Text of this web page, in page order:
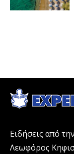
Ειδήσεις από
Λεωφόρος